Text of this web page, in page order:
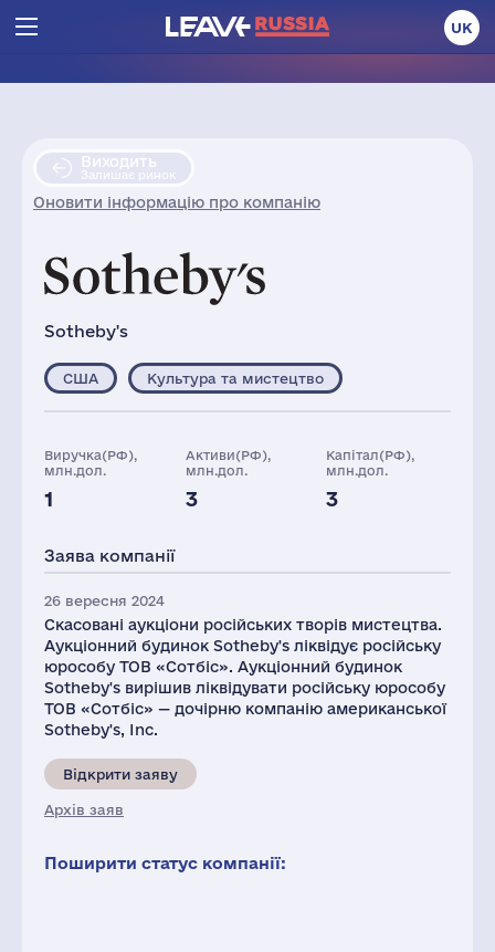
UK
Виходить
Залишає ринок
Оновити інформацію про компанію
Sotheby's
США Культура та мистецтво
Виручка(РФ),
млн.дол.
1
Активи(РФ),
млн.дол.
3
Капітал(РФ),
млн.дол.
3
Заява компанії
26 вересня 2024
Скасовані аукціони російських творів мистецтва.
Аукціонний будинок Sotheby's ліквідує російську
юрособу ТОВ «Сотбіс». Аукціонний будинок
Sotheby's вирішив ліквідувати російську юрособу
ТОВ «Сотбіс» — дочірню компанію американської
Sotheby's, Inc.
Відкрити заяву
Архів заяв
Поширити статус компанії: